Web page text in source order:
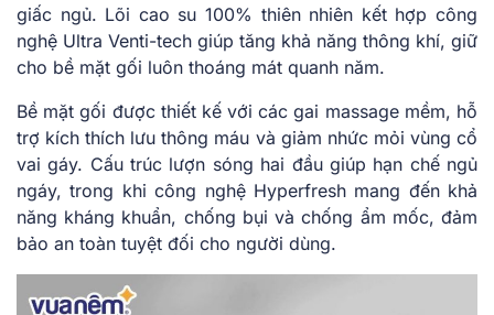
giấc ngủ. Lõi cao su 100% thiên nhiên kết hợp công
nghệ Ultra Venti-tech giúp tăng khả năng thông khí, giữ
cho bề mặt gối luôn thoáng mát quanh năm.
Bề mặt gối được thiết kế với các gai massage mềm, hỗ
trợ kích thích lưu thông máu và giảm nhức mỏi vùng cổ
vai gáy. Cấu trúc lượn sóng hai đầu giúp hạn chế ngủ
ngáy, trong khi công nghệ Hyperfresh mang đến khả
năng kháng khuẩn, chống bụi và chống ẩm mốc, đảm
bảo an toàn tuyệt đối cho người dùng.